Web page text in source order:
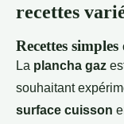
recettes
Recettes
La plancha gaz
souhaitant
surface cuisson